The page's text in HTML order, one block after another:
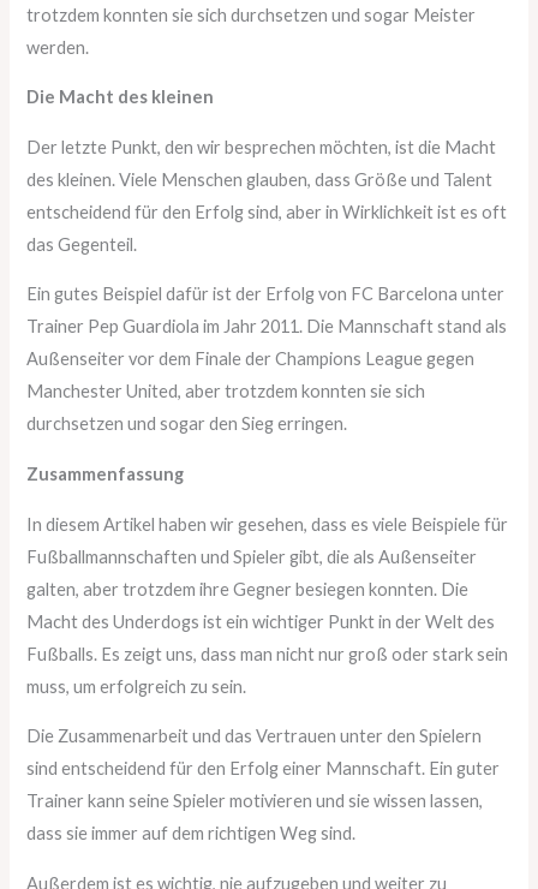
trotzdem konnten sie sich durchsetzen und sogar Meister
werden.
Die Macht des kleinen
Der letzte Punkt, den wir besprechen möchten, ist die Macht
des kleinen. Viele Menschen glauben, dass Größe und Talent
entscheidend für den Erfolg sind, aber in Wirklichkeit ist es oft
das Gegenteil.
Ein gutes Beispiel dafür ist der Erfolg von FC Barcelona unter
Trainer Pep Guardiola im Jahr 2011. Die Mannschaft stand als
Außenseiter vor dem Finale der Champions League gegen
Manchester United, aber trotzdem konnten sie sich
durchsetzen und sogar den Sieg erringen.
Zusammenfassung
In diesem Artikel haben wir gesehen, dass es viele Beispiele für
Fußballmannschaften und Spieler gibt, die als Außenseiter
galten, aber trotzdem ihre Gegner besiegen konnten. Die
Macht des Underdogs ist ein wichtiger Punkt in der Welt des
Fußballs. Es zeigt uns, dass man nicht nur groß oder stark sein
muss, um erfolgreich zu sein.
Die Zusammenarbeit und das Vertrauen unter den Spielern
sind entscheidend für den Erfolg einer Mannschaft. Ein guter
Trainer kann seine Spieler motivieren und sie wissen lassen,
dass sie immer auf dem richtigen Weg sind.
Außerdem ist es wichtig, nie aufzugeben und weiter zu